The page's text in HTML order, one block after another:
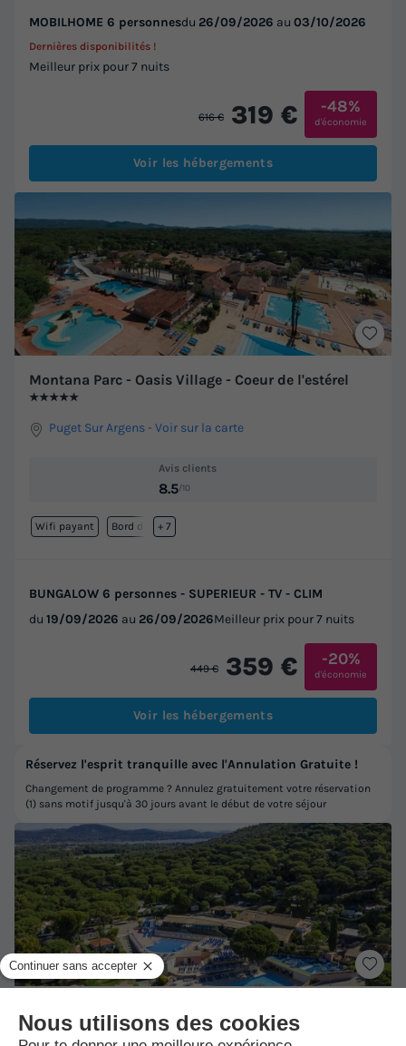
MOBILHOME 6 personnesdu 26/09/2026 au 03/10/2026
Meilleur prix pour 7 nuits
Dernières disponibilités !
616 € 319 € -48%
d'économie
Voir les hébergements
Montana Parc - Oasis Village - Coeur de l'estérel
★★★★★
Puget Sur Argens -Voir sur la carte
Avis clients
8.5/10
Wifi payant Bord de mer
+ 7
BUNGALOW 6 personnes - SUPERIEUR - TV - CLIM
du 19/09/2026 au 26/09/2026Meilleur prix pour 7 nuits
449 € 359 € -20%
d'économie
Voir les hébergements
Montana Parc - Gassin - Golfe de St Tropez
Gassin Voir sur la carte
Réservez l'esprit tranquille avec l'Annulation Gratuite !
Changement de programme ? Annulez gratuitement votre réservation
(1) sans motif jusqu'à 30 jours avant le début de votre séjour